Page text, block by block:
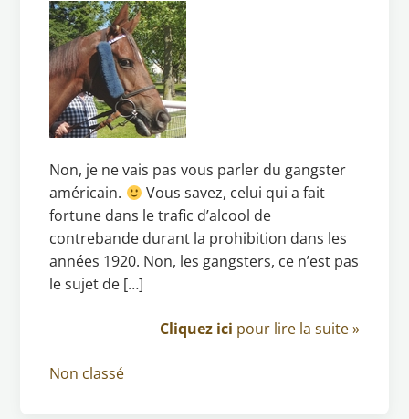
Non, je ne vais pas vous parler du gangster
américain.
Vous savez, celui qui a fait
fortune dans le trafic d’alcool de
contrebande durant la prohibition dans les
années 1920. Non, les gangsters, ce n’est pas
le sujet de […]
Cliquez ici pour lire la suite »
Non classé